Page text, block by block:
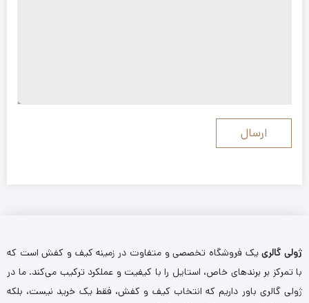
ژولی گالرییک فروشگاه تخصصی و متفاوت در زمینه کیف و کفش است که
با تمرکز بر برندهای خاص، استایل را با کیفیت و عملکرد ترکیب می‌کند. ما در
ژولی گالری باور داریم که انتخاب کیف و کفش، فقط یک خرید نیست، بلکه